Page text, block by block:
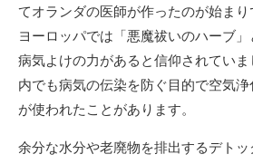
てオランダの医師が作ったのが始まり
ヨーロッパでは「悪魔祓いのハーブ」
病気よけの力があると信仰されてい
内でも病気の伝染を防ぐ目的で空気
が使われたことがあります。
余分な水分や老廃物を排出するデト